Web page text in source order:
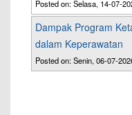
Posted on: Selasa, 14-07-
Dampak Program
dalam Keperawatan
Posted on: Senin, 06-07-